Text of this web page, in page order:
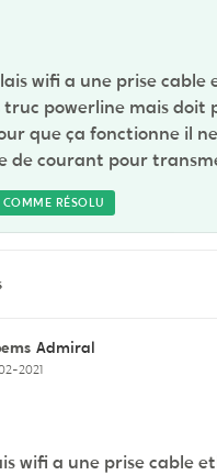
wifi a une prise cable
truc powerline mais doit
que ça fonctionne il
de courant pour
RÉSOLU
Admiral
2021
wifi a une prise cable